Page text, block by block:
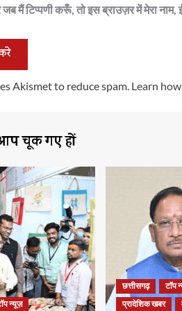
जब मैं टिप्पणी करूँ, तो इस ब्राउज़र में मेरा
Akismet to reduce spam. Learn
चूक गए हों
न्यूज़
छत्तीसगढ़
टॉप
प्रादेशिक खबर